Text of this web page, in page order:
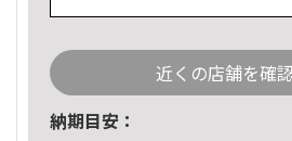
近くの店舗を確
納期目安：